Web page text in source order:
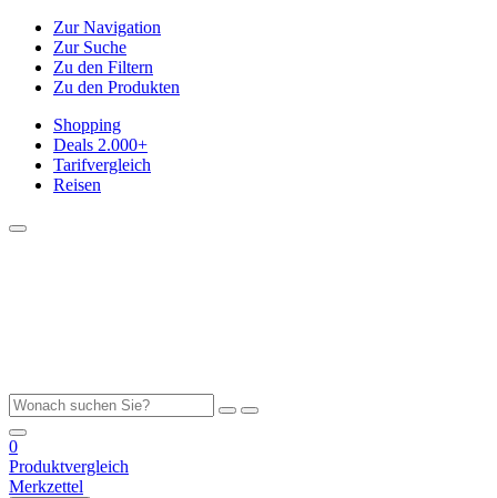
Zur Navigation
Zur Suche
Zu den Filtern
Zu den Produkten
Shopping
Deals 2.000+
Tarifvergleich
Reisen
0
Produktvergleich
Merkzettel